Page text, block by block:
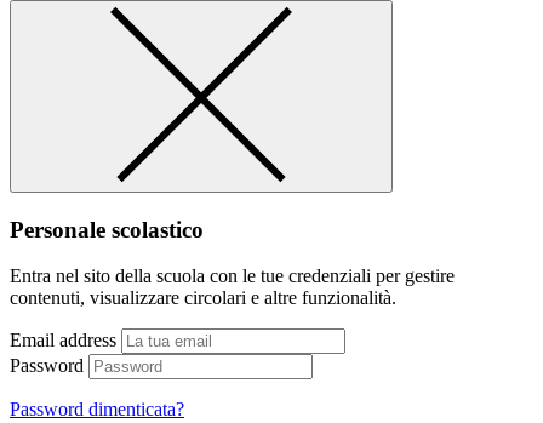
Personale scolastico
Entra nel sito della scuola con le tue credenziali per gestire
contenuti, visualizzare circolari e altre funzionalità.
Email address
Password
Password dimenticata?